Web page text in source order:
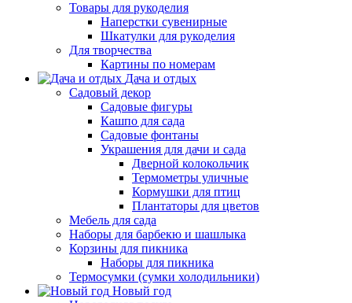
Товары для рукоделия
Наперстки сувенирные
Шкатулки для рукоделия
Для творчества
Картины по номерам
Дача и отдых
Садовый декор
Садовые фигуры
Кашпо для сада
Садовые фонтаны
Украшения для дачи и сада
Дверной колокольчик
Термометры уличные
Кормушки для птиц
Плантаторы для цветов
Мебель для сада
Наборы для барбекю и шашлыка
Корзины для пикника
Наборы для пикника
Термосумки (сумки холодильники)
Новый год